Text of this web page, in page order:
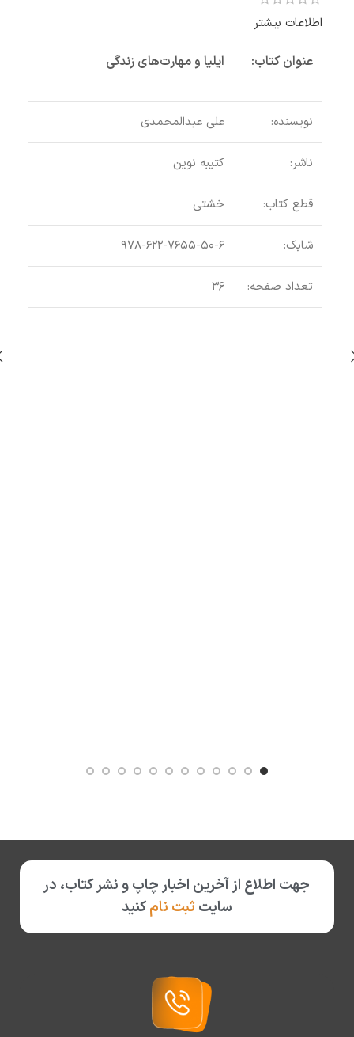
اطلاعات بیشتر
عنوان کتاب: ایلیا و مهارت‌های زندگی
نویسنده: علی عبدالمحمدی
ناشر: کتیبه نوین
قطع کتاب: خشتی
شابک: ۹۷۸-۶۲۲-۷۶۵۵-۵۰-۶
تعداد صفحه: ۳۶
جهت اطلاع از آخرین اخبار چاپ و نشر کتاب، در
سایت ثبت نامکنید